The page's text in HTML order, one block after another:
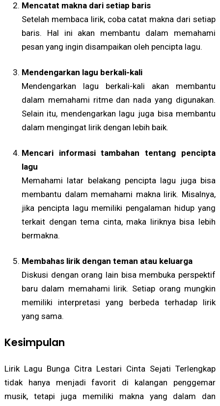
Mencatat makna dari setiap baris
Setelah membaca lirik, coba catat makna dari setiap
baris. Hal ini akan membantu dalam memahami
pesan yang ingin disampaikan oleh pencipta lagu.
Mendengarkan lagu berkali-kali
Mendengarkan lagu berkali-kali akan membantu
dalam memahami ritme dan nada yang digunakan.
Selain itu, mendengarkan lagu juga bisa membantu
dalam mengingat lirik dengan lebih baik.
Mencari informasi tambahan tentang pencipta
lagu
Memahami latar belakang pencipta lagu juga bisa
membantu dalam memahami makna lirik. Misalnya,
jika pencipta lagu memiliki pengalaman hidup yang
terkait dengan tema cinta, maka liriknya bisa lebih
bermakna.
Membahas lirik dengan teman atau keluarga
Diskusi dengan orang lain bisa membuka perspektif
baru dalam memahami lirik. Setiap orang mungkin
memiliki interpretasi yang berbeda terhadap lirik
yang sama.
Kesimpulan
Lirik Lagu Bunga Citra Lestari Cinta Sejati Terlengkap
tidak hanya menjadi favorit di kalangan penggemar
musik, tetapi juga memiliki makna yang dalam dan